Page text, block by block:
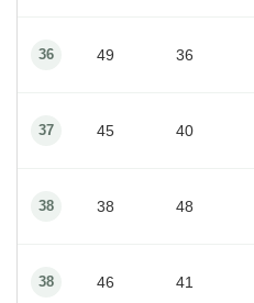
36 49 36
37 45 40
38 38 48
38 46 41